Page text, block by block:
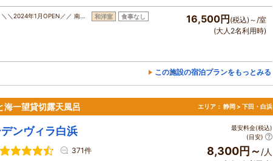
＼＼2024年1月OPEN／／ 南… 和洋室 食事なし 16,500円 (税込)～/室
(大人2名利用時)
この施設の宿泊プランをもっとみる
海一望貸切露天風呂 エリア： 静岡 > 下田・白浜
ンヴィラ白浜
371件
最安料金(税込)
(目安)
8,300円～ /人